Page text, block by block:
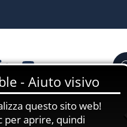
LinkedinYouTube Cerca